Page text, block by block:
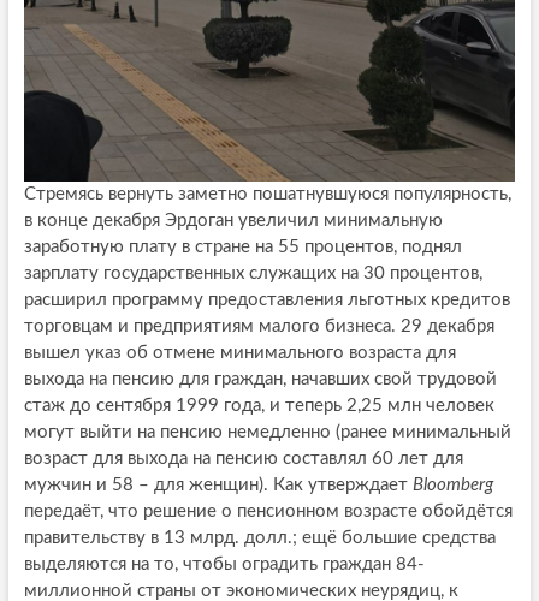
Стремясь вернуть заметно пошатнувшуюся популярность,
в конце декабря Эрдоган увеличил минимальную
заработную плату в стране на 55 процентов, поднял
зарплату государственных служащих на 30 процентов,
расширил программу предоставления льготных кредитов
торговцам и предприятиям малого бизнеса. 29 декабря
вышел указ об отмене минимального возраста для
выхода на пенсию для граждан, начавших свой трудовой
стаж до сентября 1999 года, и теперь 2,25 млн человек
могут выйти на пенсию немедленно (ранее минимальный
возраст для выхода на пенсию составлял 60 лет для
мужчин и 58 – для женщин). Как утверждает Bloomberg
передаёт, что решение о пенсионном возрасте обойдётся
правительству в 13 млрд. долл.; ещё большие средства
выделяются на то, чтобы оградить граждан 84-
миллионной страны от экономических неурядиц, к